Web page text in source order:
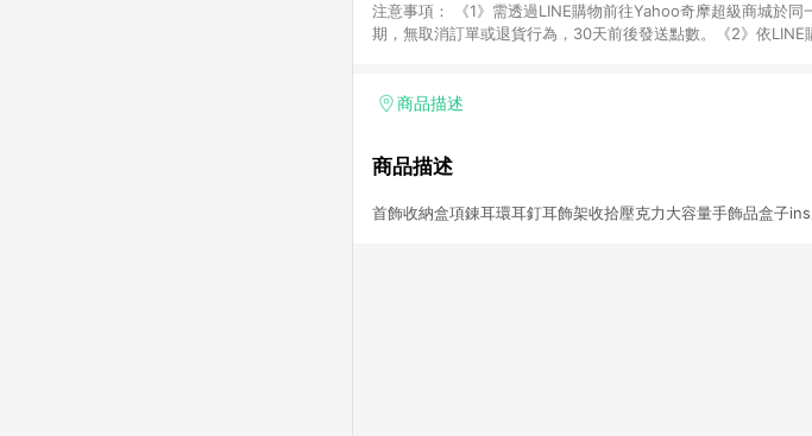
注意事項： 《1》需透過LINE購物前往Yahoo奇摩超級商城於
期，無取消訂單或退貨行為，30天前後發送點數。《2》依
能會造成追蹤中斷而無法進行 LINE POINTS 回饋，反之由APP
Yahoo奇摩超級商城EDM電子廣告郵件及APP推播廣告，將無
頁標示為準！
商品描述
商品描述
首飾收納盒項錬耳環耳釘耳飾架收拾壓克力大容量手飾品盒子